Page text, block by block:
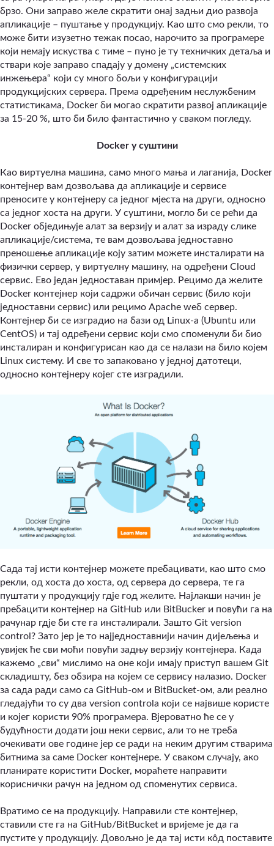
брзо. Они заправо желе скратити онај задњи дио развоја
апликације – пуштање у продукцију. Као што смо рекли, то
може бити изузетно тежак посао, нарочито за програмере
који немају искуства с тиме – пуно је ту техничких детаља и
ствари које заправо спадају у домену „системских
инжењера“ који су много бољи у конфигурацији
продукцијских сервера. Према одређеним неслужбеним
статистикама, Docker би могао скратити развој апликације
за 15-20 %, што би било фантастично у сваком погледу.
Docker у суштини
Као виртуелна машина, само много мања и лаганија, Docker
контејнер вам дозвољава да апликације и сервисе
преносите у контејнеру са једног мјеста на други, односно
са једног хоста на други. У суштини, могло би се рећи да
Docker обједињује алат за верзију и алат за израду слике
апликације/система, те вам дозвољава једноставно
преношење апликације коју затим можете инсталирати на
физички сервер, у виртуелну машину, на одређени Cloud
сервис. Ево један једноставан примјер. Рецимо да желите
Docker контејнер који садржи обичан сервис (било који
једноставни сервис) или рецимо Apache wеб сервер.
Контејнер би се изградио на бази од Linux-a (Ubuntu или
CentOS) и тај одређени сервис који смо споменули би био
инсталиран и конфигурисан као да се налази на било којем
Linux систему. И све то запаковано у једној датотеци,
односно контејнеру којег сте изградили.
Сада тај исти контејнер можете пребацивати, као што смо
рекли, од хоста до хоста, од сервера до сервера, те га
пуштати у продукцију гдје год желите. Најлакши начин је
пребацити контејнер на GitHub или BitBucker и повући га на
рачунар гдје би сте га инсталирали. Зашто Git version
control? Зато јер је то најједноставнији начин дијељења и
увијек ће сви моћи повући задњу верзију контејнера. Када
кажемо „сви“ мислимо на оне који имају приступ вашем Git
складишту, без обзира на којем се сервису налазио. Docker
за сада ради само са GitHub-ом и BitBucket-ом, али реално
гледајући то су два version controla који се највише користе
и којег користи 90% програмера. Вјероватно ће се у
будућности додати још неки сервис, али то не треба
очекивати ове године јер се ради на неким другим стварима
битнима за саме Docker контејнере. У сваком случају, ако
планирате користити Docker, мораћете направити
кориснички рачун на једном од споменутих сервиса.
Вратимо се на продукцију. Направили сте контејнер,
ставили сте га на GitHub/BitBucket и вријеме је да га
пустите у продукцију. Довољно је да тај исти кôд поставите